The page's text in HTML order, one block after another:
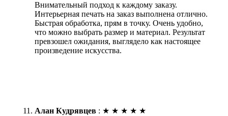
Внимательный подход к каждому заказу.
Интерьерная печать на заказ выполнена отлично.
Быстрая обработка, прям в точку. Очень удобно,
что можно выбрать размер и материал. Результат
превзошел ожидания, выглядело как настоящее
произведение искусства.
Алан Кудрявцев : ★ ★ ★ ★ ★